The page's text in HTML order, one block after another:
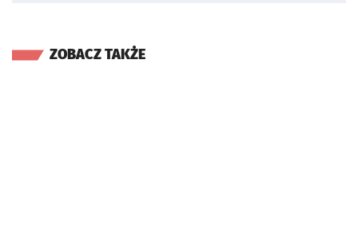
ZOBACZ TAKŻE